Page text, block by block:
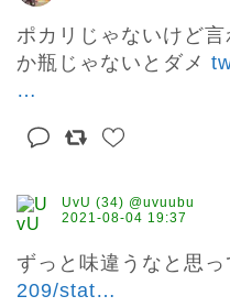
ポカリじゃないけど
か瓶じゃないとダメ
…
UvU (34) @uvuubu
2021-08-04 19:37
ずっと味違うなと思っ
209/stat…